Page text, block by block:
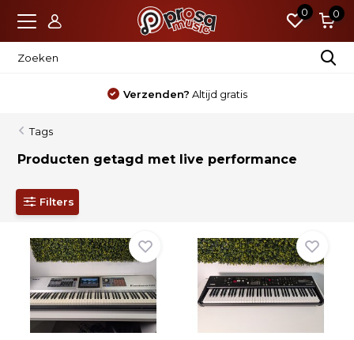
0 0
Verzenden? Altijd gratis
Tags
Producten getagd met live performance
Filters